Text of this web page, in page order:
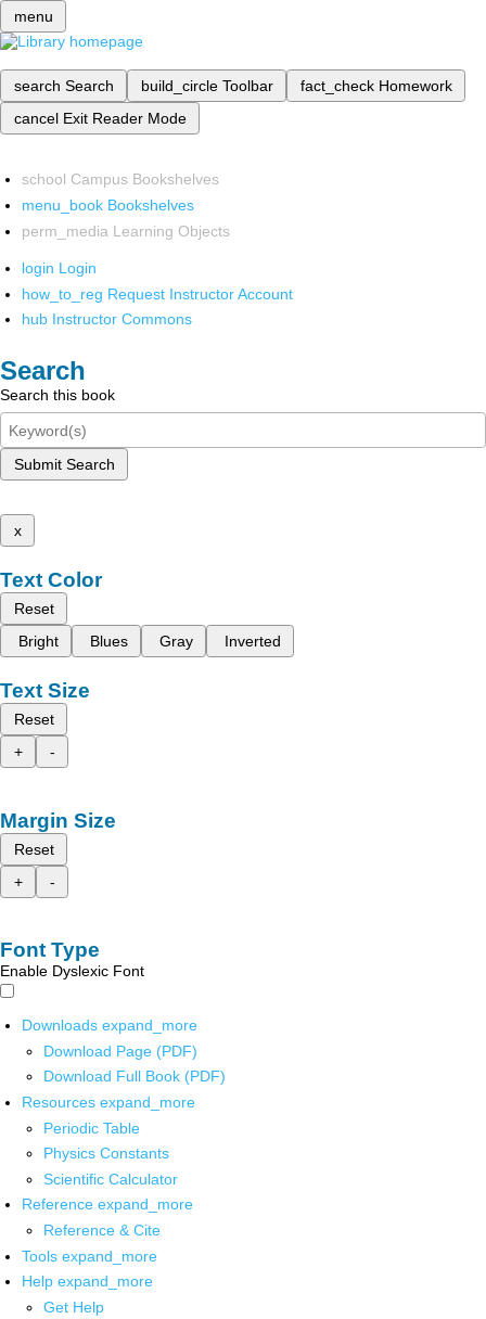
menu
search Search build_circle Toolbar fact_check Homework
cancel Exit Reader Mode
school Campus Bookshelves
menu_book Bookshelves
perm_media Learning Objects
login Login
how_to_reg Request Instructor Account
hub Instructor Commons
Search
Search this book
Submit Search
x
Text Color
Reset
Bright
Blues Gray Inverted
Text Size
Reset
+
-
Margin Size
Reset
+
-
Font Type
Enable Dyslexic Font
Downloads expand_more
Download Page (PDF)
Download Full Book (PDF)
Resources expand_more
Periodic Table
Physics Constants
Scientific Calculator
Reference expand_more
Reference & Cite
Tools expand_more
Help expand_more
Get Help